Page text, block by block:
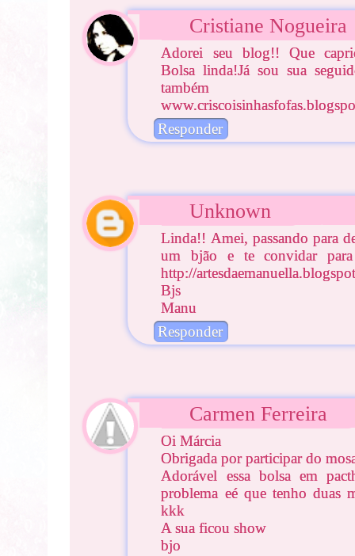
Cristiane Nogueira
Adorei seu blog!! Que
Bolsa linda!Já sou sua
também
Responder
Unknown
Linda!! Amei, passando para
um bjão e te convidar
http://
Bjs
Manu
Responder
Carmen Ferreira
Oi Márcia
Obrigada por participar do
Adorável essa bolsa em
problema eé que tenho duas
kkk
A sua ficou show
bjo